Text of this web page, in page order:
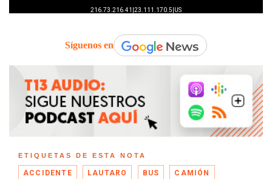
Síguenos en
ETIQUETAS DE ESTA NOTA
ACCIDENTE LAUTARO BUS CAMIÓN